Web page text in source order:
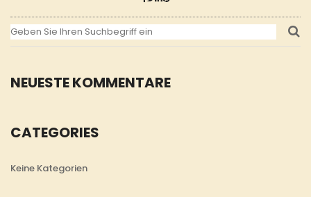
NEUESTE KOMMENTARE
CATEGORIES
Keine Kategorien